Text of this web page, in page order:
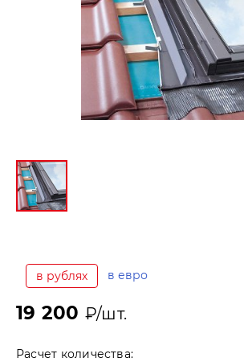
в рублях в евро
19 200 ₽/шт.
Расчет количества: